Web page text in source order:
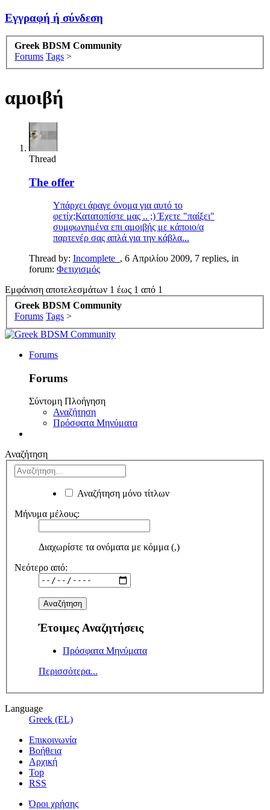
Εγγραφή ή σύνδεση
Greek BDSM Community
Forums Tags >
αμοιβή
Thread
The offer
Υπάρχει άραγε όνομα για αυτό το
φετίχ;Κατατοπίστε μας .. ;) Έχετε "παίξει"
συμφωνημένα επι αμοιβής με κάποιο/α
παρτενέρ σας απλά για την κάβλα...
Thread by: Incomplete_ , 6 Απριλίου 2009, 7 replies, in
forum: Φετιχισμός
Εμφάνιση αποτελεσμάτων 1 έως 1 από 1
Greek BDSM Community
Forums Tags >
Forums
Forums
Σύντομη Πλοήγηση
Αναζήτηση
Πρόσφατα Μηνύματα
Αναζήτηση
Αναζήτηση μόνο τίτλων
Μήνυμα μέλους:
Διαχωρίστε τα ονόματα με κόμμα (,)
Νεότερο από:
Έτοιμες Αναζητήσεις
Πρόσφατα Μηνύματα
Περισσότερα...
Language
Greek (EL)
Επικοινωνία
Βοήθεια
Αρχική
Top
RSS
Όροι χρήσης